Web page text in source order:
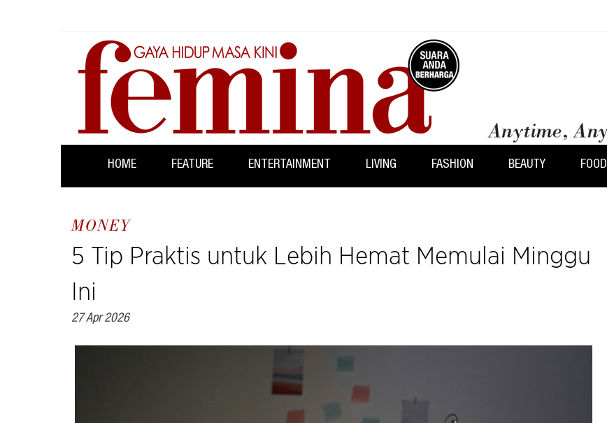
HOME FEATURE ENTERTAINMENT LIVING FASHION BEAUTY FOOD
MONEY
5 Tip Praktis untuk Lebih Hemat Memulai Minggu
Ini
27 Apr 2026